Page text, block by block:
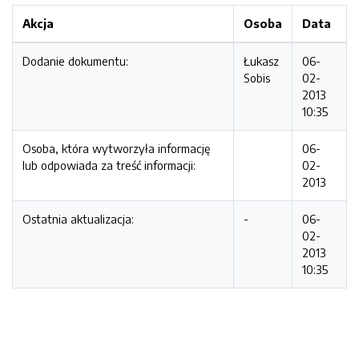
Akcja Osoba Data
Dodanie dokumentu:
Łukasz
Sobis
06-
02-
2013
10:35
Osoba, która wytworzyła informację
lub odpowiada za treść informacji:
06-
02-
2013
Ostatnia aktualizacja: -
06-
02-
2013
10:35